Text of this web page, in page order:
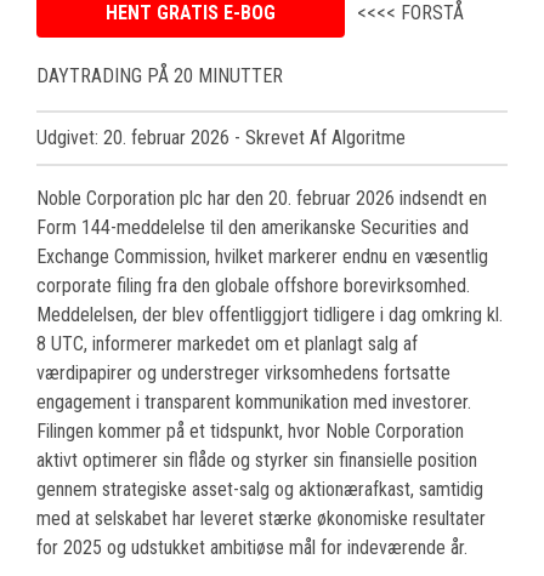
HENT GRATIS E-BOG <<<< FORSTÅ
DAYTRADING PÅ 20 MINUTTER
Udgivet: 20. februar 2026 - Skrevet Af Algoritme
Noble Corporation plc har den 20. februar 2026 indsendt en
Form 144-meddelelse til den amerikanske Securities and
Exchange Commission, hvilket markerer endnu en væsentlig
corporate filing fra den globale offshore borevirksomhed.
Meddelelsen, der blev offentliggjort tidligere i dag omkring kl.
8 UTC, informerer markedet om et planlagt salg af
værdipapirer og understreger virksomhedens fortsatte
engagement i transparent kommunikation med investorer.
Filingen kommer på et tidspunkt, hvor Noble Corporation
aktivt optimerer sin flåde og styrker sin finansielle position
gennem strategiske asset-salg og aktionærafkast, samtidig
med at selskabet har leveret stærke økonomiske resultater
for 2025 og udstukket ambitiøse mål for indeværende år.